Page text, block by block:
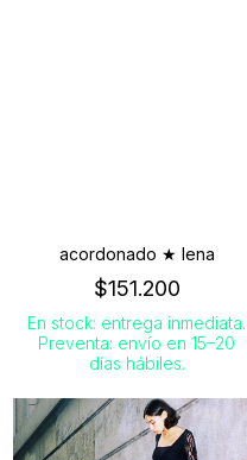
acordonado ★ lena
$151.200
En stock: entrega inmediata.
Preventa: envío en 15–20
días hábiles.